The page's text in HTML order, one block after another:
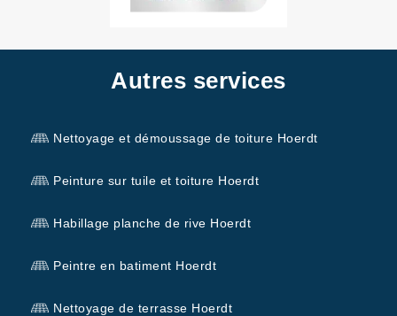
Autres services
Nettoyage et démoussage de toiture Hoerdt
Peinture sur tuile et toiture Hoerdt
Habillage planche de rive Hoerdt
Peintre en batiment Hoerdt
Nettoyage de terrasse Hoerdt